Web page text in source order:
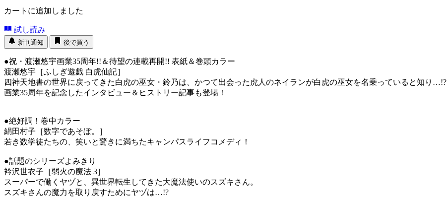
カートに追加しました
試し読み
新刊通知 後で買う
●祝・渡瀬悠宇画業35周年!!＆待望の連載再開!! 表紙＆巻頭カラー
渡瀬悠宇［ふしぎ遊戯 白虎仙記］
四神天地書の世界に戻ってきた白虎の巫女・鈴乃は、かつて出会った虎人のネイランが白虎の巫女を名乗っていると知り…!?
画業35周年を記念したインタビュー＆ヒストリー記事も登場！
●絶好調！巻中カラー
絹田村子［数字であそぼ。］
若き数学徒たちの、笑いと驚きに満ちたキャンパスライフコメディ！
●話題のシリーズよみきり
衿沢世衣子［弱火の魔法 3］
スーパーで働くヤヅと、異世界転生してきた大魔法使いのスズキさん。
スズキさんの魔力を取り戻すためにヤヅは…!?